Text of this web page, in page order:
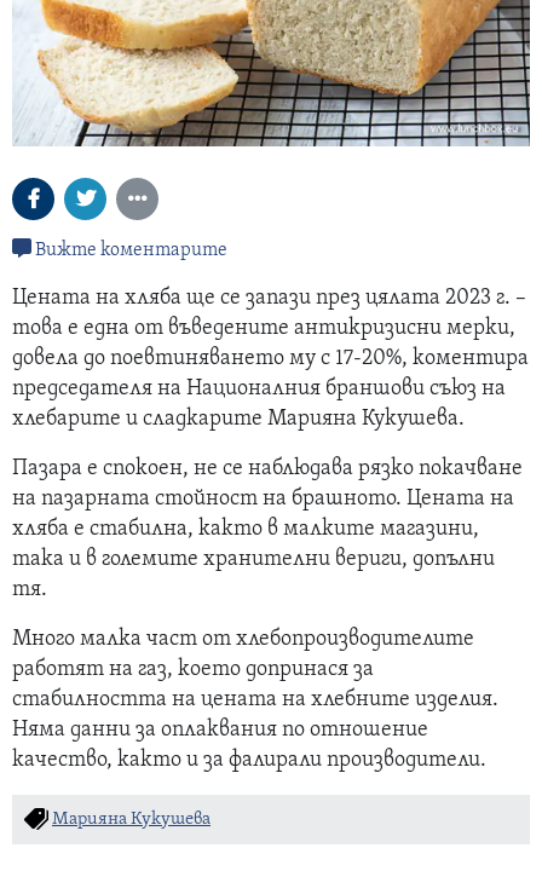
Вижте коментарите
Цената на хляба ще се запази през цялата 2023 г. –
това е една от въведените антикризисни мерки,
довела до поевтиняването му с 17-20%, коментира
председателя на Националния браншови съюз на
хлебарите и сладкарите Марияна Кукушева.
Пазара е спокоен, не се наблюдава рязко покачване
на пазарната стойност на брашното. Цената на
хляба е стабилна, както в малките магазини,
така и в големите хранителни вериги, допълни
тя.
Много малка част от хлебопроизводителите
работят на газ, което допринася за
стабилността на цената на хлебните изделия.
Няма данни за оплаквания по отношение
качество, както и за фалирали производители.
Марияна Кукушева